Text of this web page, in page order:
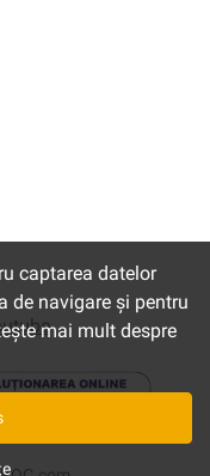
captarea datelor
de navigare și pentru
mai mult despre